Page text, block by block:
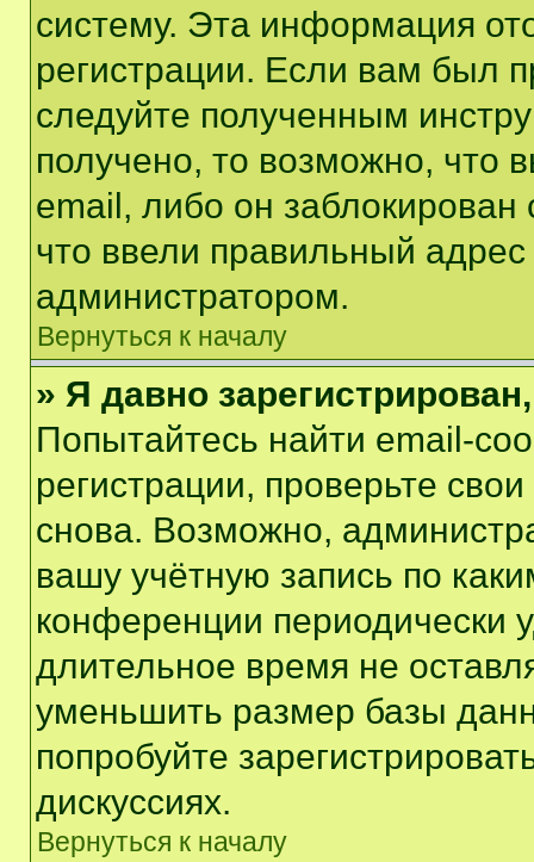
систему. Эта информация
регистрации. Если вам был
следуйте полученным
получено, то возможно, что
email, либо он
что ввели правильный адрес
администратором.
Вернуться к началу
» Я давно
Попытайтесь найти email-
регистрации, проверьте
снова. Возможно,
вашу учётную запись по
конференции периодически
длительное время не
уменьшить размер базы
попробуйте
дискуссиях.
Вернуться к началу